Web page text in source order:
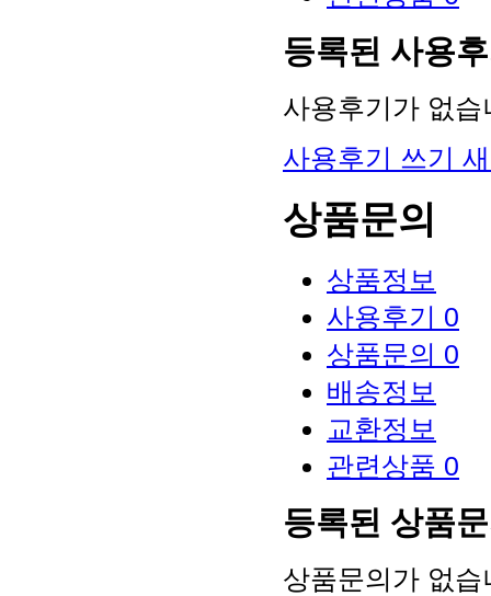
등록된 사용
사용후기가 없습
사용후기 쓰기
상품문의
상품정보
사용후기 0
상품문의 0
배송정보
교환정보
관련상품 0
등록된 상품
상품문의가 없습